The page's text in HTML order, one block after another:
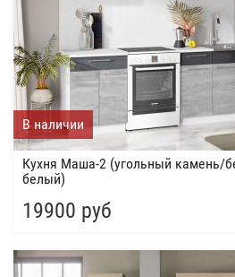
В наличии
Кухня Маша-2 (угольный камень/
белый)
19900 руб